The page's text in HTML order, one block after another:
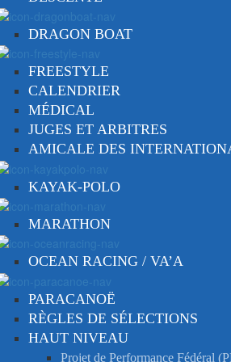
DRAGON BOAT
FREESTYLE
CALENDRIER
MÉDICAL
JUGES ET ARBITRES
AMICALE DES
KAYAK-POLO
MARATHON
OCEAN RACING / VA’A
PARACANOË
RÈGLES DE SÉLECTIONS
HAUT NIVEAU
Projet de Performance Fédéral